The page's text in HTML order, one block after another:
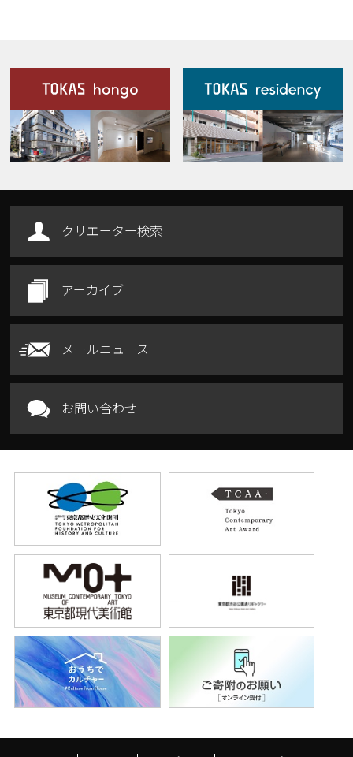
施設案内
Our Facilities
クリエーター検索
アーカイブ
メールニュース
お問い合わせ